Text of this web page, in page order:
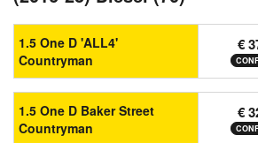
1.5 One D 'ALL4'
Countryman
€
1.5 One D Baker Street
Countryman
€